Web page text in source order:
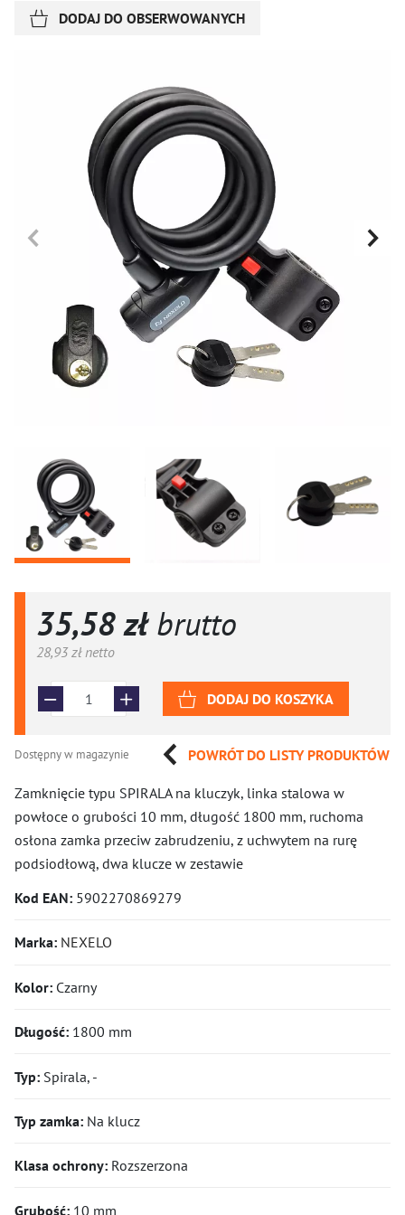
DODAJ DO OBSERWOWANYCH
35,58 złbrutto
28,93 złnetto
DODAJ DO KOSZYKA
Dostępny w magazynie POWRÓT DO LISTY PRODUKTÓW
Zamknięcie typu SPIRALA na kluczyk, linka stalowa w
powłoce o grubości 10 mm, długość 1800 mm, ruchoma
osłona zamka przeciw zabrudzeniu, z uchwytem na rurę
podsiodłową, dwa klucze w zestawie
Kod EAN: 5902270869279
Marka: NEXELO
Kolor: Czarny
Długość: 1800 mm
Typ: Spirala, -
Typ zamka: Na klucz
Klasa ochrony: Rozszerzona
Grubość: 10 mm